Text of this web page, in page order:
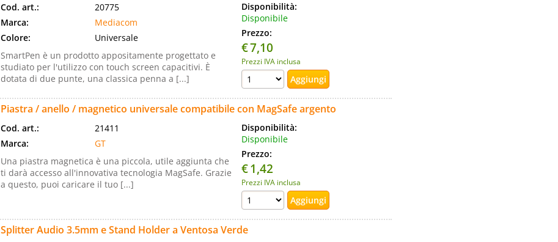
Cod. art.:
20775
Marca:
Mediacom
Colore:
Universale
SmartPen è un prodotto appositamente progettato e
studiato per l'utilizzo con touch screen capacitivi. È
dotata di due punte, una classica penna a [...]
Disponibilità:
Disponibile
Prezzo:
€7,10
Prezzi IVA inclusa
Piastra / anello / magnetico universale compatibile con MagSafe argento
Cod. art.:
21411
Marca:
GT
Una piastra magnetica è una piccola, utile aggiunta che
ti darà accesso all'innovativa tecnologia MagSafe. Grazie
a questo, puoi caricare il tuo [...]
Disponibilità:
Disponibile
Prezzo:
€1,42
Prezzi IVA inclusa
Splitter Audio 3.5mm e Stand Holder a Ventosa Verde